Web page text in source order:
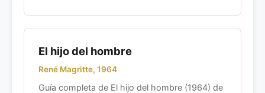
El hijo del hombre
René Magritte, 1964
Guía completa de El hijo del hombre (1964) de